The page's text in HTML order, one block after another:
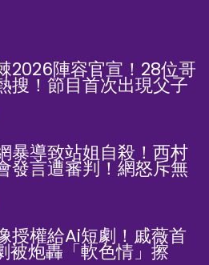
2026陣容官宣！28位哥
搜！節目首次出現父子
暴導致站姐自殺！西村
發言遭審判！網怒斥無
授權給Ai短劇！戚薇首
被炮轟「軟色情」擦